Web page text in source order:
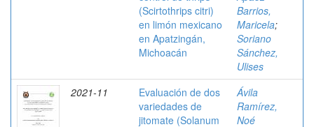
(Scirtothrips citri)
en limón mexicano
en Apatzingán,
Michoacán
Barrios,
Maricela;
Soriano
Sánchez,
Ulises
2021-11
Evaluación de dos
variedades de
jitomate (Solanum
Ávila
Ramírez,
Noé